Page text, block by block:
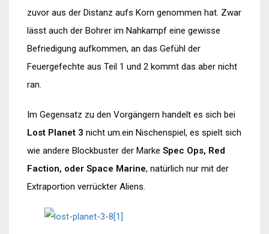
zuvor aus der Distanz aufs Korn genommen hat. Zwar
lässt auch der Bohrer im Nahkampf eine gewisse
Befriedigung aufkommen, an das Gefühl der
Feuergefechte aus Teil 1 und 2 kommt das aber nicht
ran.
Im Gegensatz zu den Vorgängern handelt es sich bei
Lost Planet 3 nicht um.ein Nischenspiel, es spielt sich
wie andere Blockbuster der Marke Spec Ops, Red
Faction, oder Space Marine, natürlich nur mit der
Extraportion verrückter Aliens.